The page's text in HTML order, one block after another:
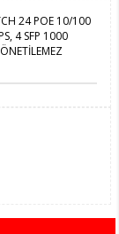
24 POE 10/100
4 SFP 1000